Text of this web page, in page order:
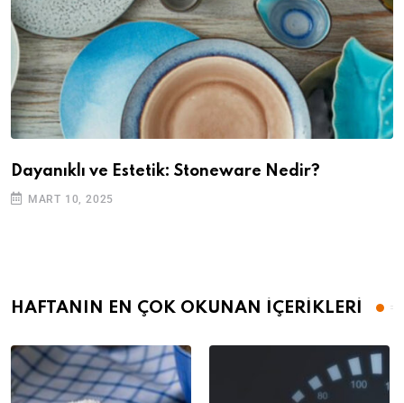
Dayanıklı ve Estetik: Stoneware Nedir?
MART 10, 2025
HAFTANIN EN ÇOK OKUNAN İÇERİKLERİ